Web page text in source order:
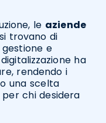
le aziende
trovano di
e
ha
rendendo i
una scelta
chi desidera